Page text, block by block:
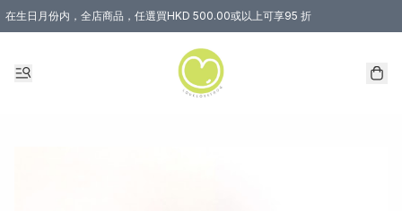
在生日月份内，全店商品，任選買HKD 500.00或以上可享95 折